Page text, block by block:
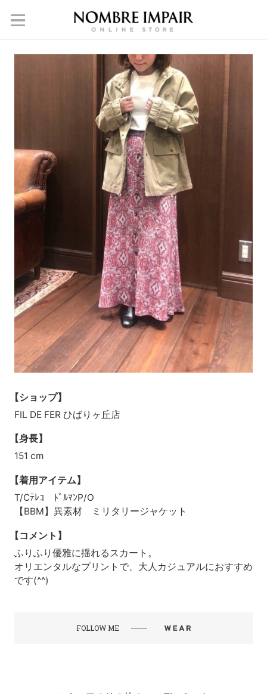
【ショップ】
FIL DE FER ひばりヶ丘店
【身長】
151 cm
【着用アイテム】
T/Cﾃﾚｺ ﾄﾞﾙﾏﾝP/O
【BBM】異素材 ミリタリージャケット
【コメント】
ふりふり優雅に揺れるスカート。
オリエンタルなプリントで、大人カジュアルにおすすめ
です(^^)
FOLLOW ME